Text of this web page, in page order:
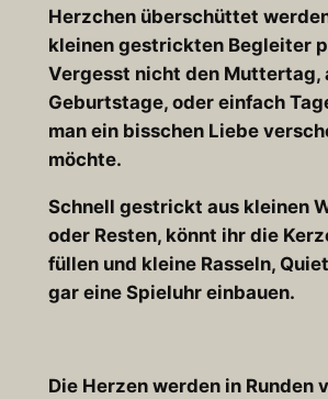
Herzchen überschüttet
kleinen gestrickten Begleiter
Vergesst nicht den Muttertag,
Geburtstage, oder einfach
man ein bisschen Liebe
möchte.
Schnell gestrickt aus kleinen
oder Resten, könnt ihr die
füllen und kleine Rasseln,
gar eine Spieluhr einbauen.
Die Herzen werden in Runden